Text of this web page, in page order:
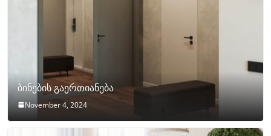
ბინების გაერთიანება
November 4, 2024